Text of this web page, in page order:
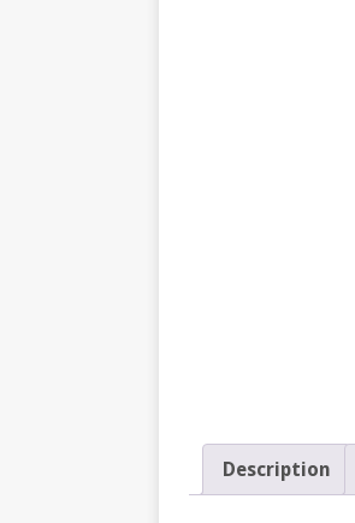
Description